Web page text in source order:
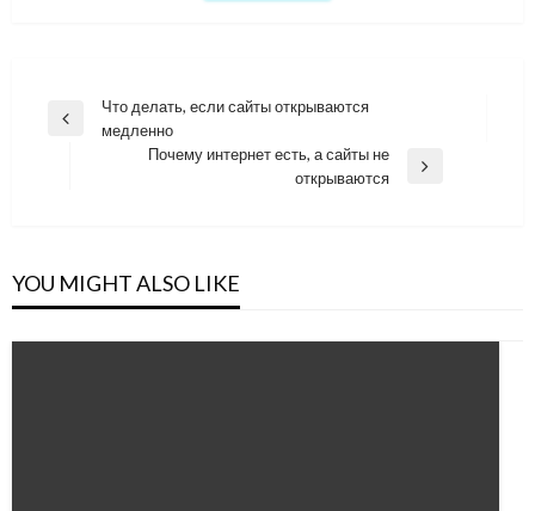
Навигация
Previous
Что делать, если сайты открываются
медленно
Почему интернет есть, а сайты не
открываются
YOU MIGHT ALSO LIKE